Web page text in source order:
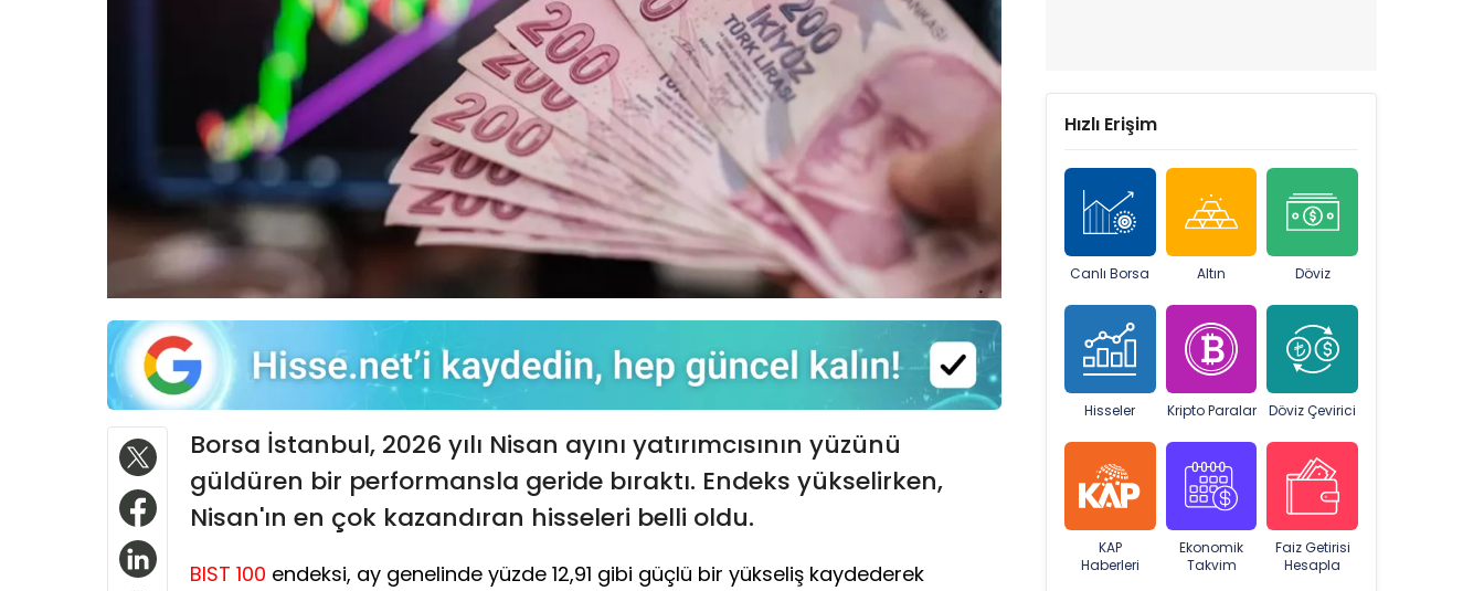
Borsa İstanbul, 2026 yılı Nisan ayını yatırımcısının yüzünü
güldüren bir performansla geride bıraktı. Endeks yükselirken,
Nisan'ın en çok kazandıran hisseleri belli oldu.
BIST 100 endeksi, ay genelinde yüzde 12,91 gibi güçlü bir yükseliş kaydederek
Hızlı Erişim
Canlı Borsa Altın Döviz
Hisseler Kripto Paralar Döviz Çevirici
KAP
Haberleri
Ekonomik
Takvim
Faiz Getirisi
Hesapla